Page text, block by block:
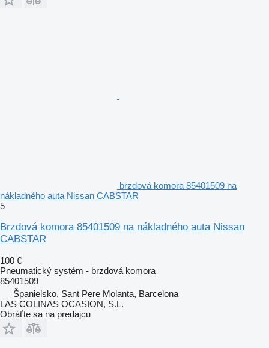
brzdová komora 85401509 na
nákladného auta Nissan CABSTAR
5
Brzdová komora 85401509 na nákladného auta Nissan
CABSTAR
100 €
Pneumatický systém - brzdová komora
85401509
Španielsko, Sant Pere Molanta, Barcelona
LAS COLINAS OCASION, S.L.
Obráťte sa na predajcu